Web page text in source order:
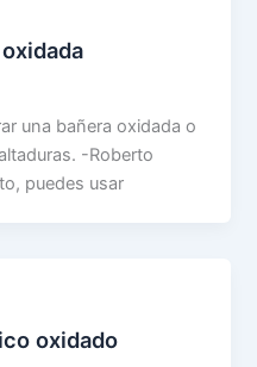
una bañera oxidada o
-Roberto
puedes usar
oxidado